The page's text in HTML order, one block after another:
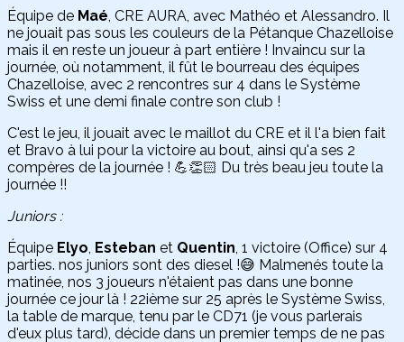
Équipe de Maé, CRE AURA, avec Mathéo et Alessandro. Il
ne jouait pas sous les couleurs de la Pétanque Chazelloise
mais il en reste un joueur à part entière ! Invaincu sur la
journée, où notamment, il fût le bourreau des équipes
Chazelloise, avec 2 rencontres sur 4 dans le Système
Swiss et une demi finale contre son club !
C'est le jeu, il jouait avec le maillot du CRE et il l'a bien fait
et Bravo à lui pour la victoire au bout, ainsi qu'a ses 2
compères de la journée ! 💪👏🏻 Du très beau jeu toute la
journée !!
Juniors :
Équipe Elyo, Esteban et Quentin, 1 victoire (Office) sur 4
parties. nos juniors sont des diesel !😅 Malmenés toute la
matinée, nos 3 joueurs n'étaient pas dans une bonne
journée ce jour là ! 22ième sur 25 après le Système Swiss,
la table de marque, tenu par le CD71 (je vous parlerais
d'eux plus tard), décide dans un premier temps de ne pas